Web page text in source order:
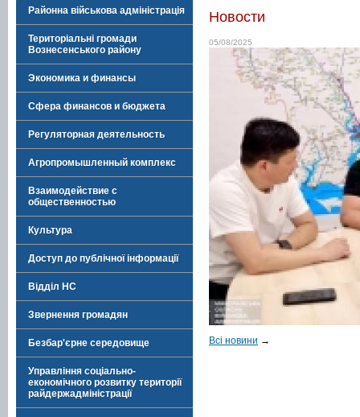
Районна військова адміністрація
Територіальні громади
Вознесенського району
Экономика и финансы
Сфера финансов и бюджета
Регуляторная деятельность
Агропромышленный комплекс
Взаимодействие с
общественностью
Культура
Доступ до публічної інформації
Відділ НС
Звернення громадян
Безбар'єрне середовище
Управління соціально-
економічного розвитку території
райдержадміністрації
Новости
05/08/2025
Всі новини →